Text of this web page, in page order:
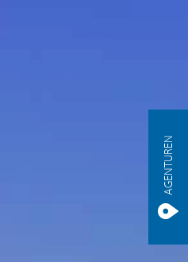
AGENTUREN